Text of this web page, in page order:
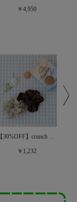
￥4,950
【30%OFF】crunch chouchou～ｸﾗﾝﾁｼｭｼｭ
￥1,232